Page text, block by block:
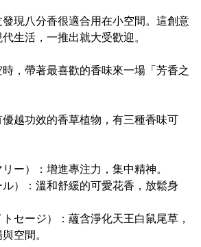
現八分香很適合用在小空間。這創意
生活，一推出就大受歡迎。
，帶著最喜歡的香味來一場「芳香之
越功效的香草植物， 有三種香味可
リー）：增進專注力，集中精神。
ル）：溫和舒緩的可愛花香，放鬆身
トセージ）：蘊含淨化天王白鼠尾草，
空間。